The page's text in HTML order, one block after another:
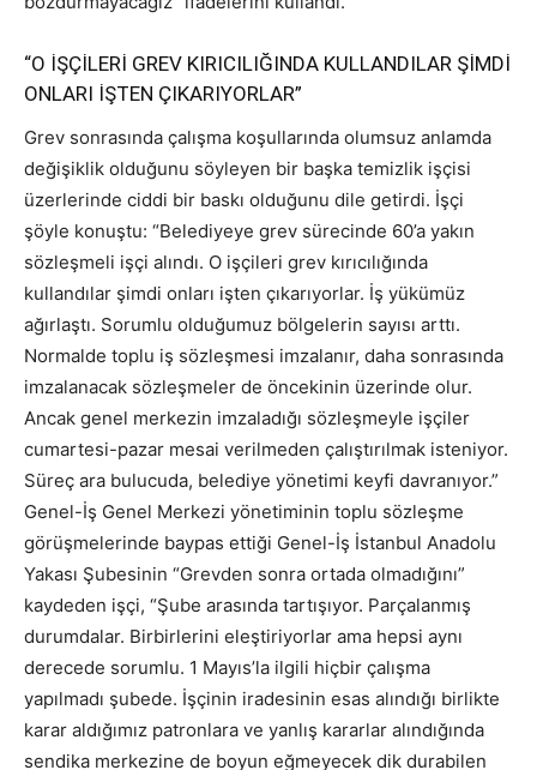
“O İŞÇİLERİ GREV KIRICILIĞINDA KULLANDILAR ŞİMDİ
ONLARI İŞTEN ÇIKARIYORLAR”
Grev sonrasında çalışma koşullarında olumsuz anlamda
değişiklik olduğunu söyleyen bir başka temizlik işçisi
üzerlerinde ciddi bir baskı olduğunu dile getirdi. İşçi
şöyle konuştu: “Belediyeye grev sürecinde 60’a yakın
sözleşmeli işçi alındı. O işçileri grev kırıcılığında
kullandılar şimdi onları işten çıkarıyorlar. İş yükümüz
ağırlaştı. Sorumlu olduğumuz bölgelerin sayısı arttı.
Normalde toplu iş sözleşmesi imzalanır, daha sonrasında
imzalanacak sözleşmeler de öncekinin üzerinde olur.
Ancak genel merkezin imzaladığı sözleşmeyle işçiler
cumartesi-pazar mesai verilmeden çalıştırılmak isteniyor.
Süreç ara bulucuda, belediye yönetimi keyfi davranıyor.”
Genel-İş Genel Merkezi yönetiminin toplu sözleşme
görüşmelerinde baypas ettiği Genel-İş İstanbul Anadolu
Yakası Şubesinin “Grevden sonra ortada olmadığını”
kaydeden işçi, “Şube arasında tartışıyor. Parçalanmış
durumdalar. Birbirlerini eleştiriyorlar ama hepsi aynı
derecede sorumlu. 1 Mayıs’la ilgili hiçbir çalışma
yapılmadı şubede. İşçinin iradesinin esas alındığı birlikte
karar aldığımız patronlara ve yanlış kararlar alındığında
sendika merkezine de boyun eğmeyecek dik durabilen